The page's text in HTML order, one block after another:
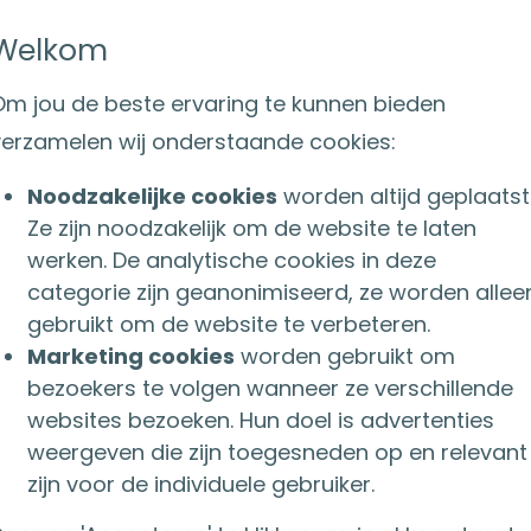
de FOR om te zetten in een
de FOR wordt opgeteld bij de winst waardoor
Tegelijkertijd wordt dat belastbaar inkomen
omdat de koopsom voor de lijfrente fiscaal
het moment van staken en afstorten van de
geheven. De uitkeringen die je later
het progressieve tarief van maximaal 49,50%.
in een lijfrenteverzekering, dan gelden de
jou de beste ervaring te kunnen bieden
wij onderstaande cookies:
Noodzakelijke cookies worden altijd
Ze zijn noodzakelijk om de website te laten
werken. De analytische cookies in deze
categorie zijn geanonimiseerd, ze worden
gebruikt om de website te verbeteren.
Marketing cookies worden gebruikt om
bezoekers te volgen wanneer ze verschillende
websites bezoeken. Hun doel is advertenties
weergeven die zijn toegesneden op en relevant
zijn voor de individuele gebruiker.